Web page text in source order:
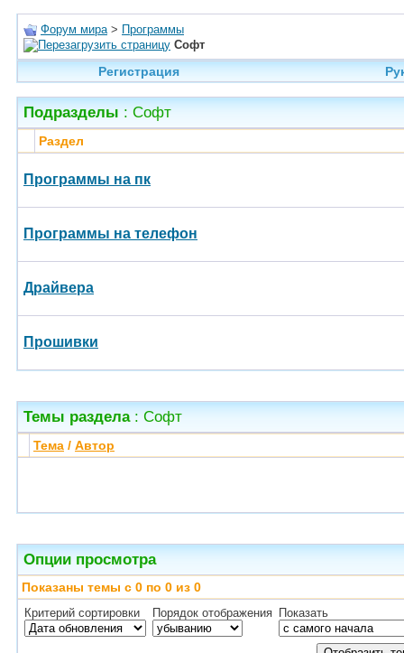
Форум мира > Программы
Софт
Регистрация
Подразделы : Софт
Раздел
Программы на пк
Программы на телефон
Драйвера
Прошивки
Темы раздела: Софт
Тема / Автор
Опции просмотра
Показаны темы с 0 по 0 из 0
Критерий сортировки Порядок отображения Показать